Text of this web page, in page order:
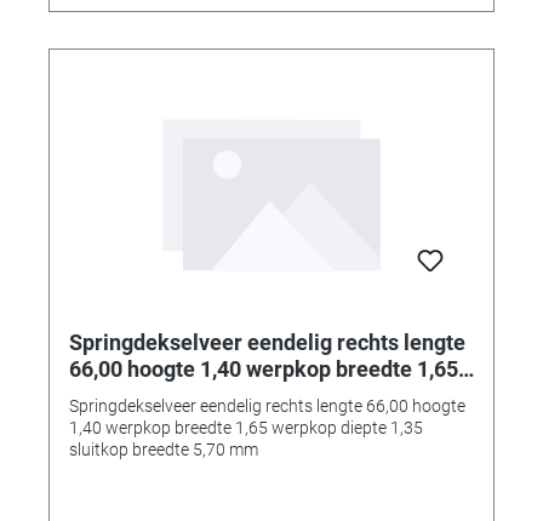
Springdekselveer eendelig rechts lengte
66,00 hoogte 1,40 werpkop breedte 1,65
werpkop diepte 1,35 sluitkop breedte
5,70 mm
Springdekselveer eendelig rechts lengte 66,00 hoogte
1,40 werpkop breedte 1,65 werpkop diepte 1,35
sluitkop breedte 5,70 mm